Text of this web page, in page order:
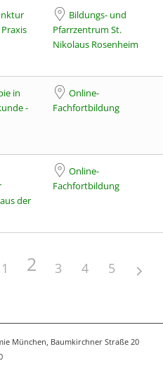
Bildungs- und
Pfarrzentrum St.
Nikolaus Rosenheim
in
-
Online-
Fachfortbildung
der
Online-
Fachfortbildung
1 2 3 4 5
München, Baumkirchner Straße 20